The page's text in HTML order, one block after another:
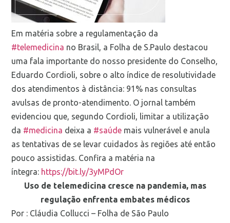
Em matéria sobre a regulamentação da
#telemedicina no Brasil, a Folha de S.Paulo destacou
uma fala importante do nosso presidente do Conselho,
Eduardo Cordioli, sobre o alto índice de resolutividade
dos atendimentos à distância: 91% nas consultas
avulsas de pronto-atendimento. O jornal também
evidenciou que, segundo Cordioli, limitar a utilização
da #medicina deixa a #saúde mais vulnerável e anula
as tentativas de se levar cuidados às regiões até então
pouco assistidas. Confira a matéria na
íntegra: https://bit.ly/3yMPdOr
Uso de telemedicina cresce na pandemia, mas
regulação enfrenta embates médicos
Por : Cláudia Collucci – Folha de São Paulo